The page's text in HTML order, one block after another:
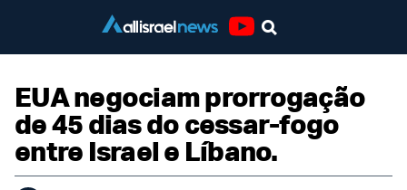
EUA negociam prorrogação
de 45 dias do cessar-fogo
entre Israel e Líbano.